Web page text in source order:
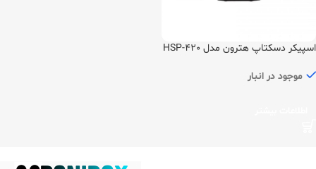
اسپیکر دسکتاپ هترون مدل HSP-420
موجود در انبار